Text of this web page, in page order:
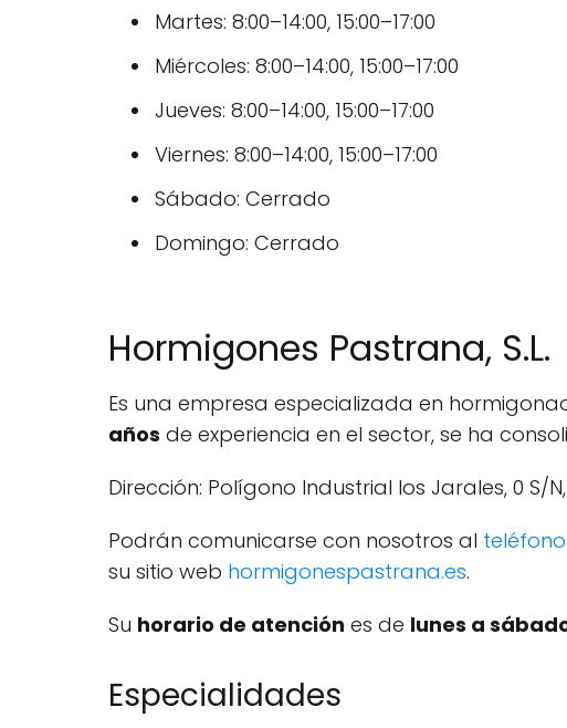
Martes: 8:00–14:00, 15:00–17:00
Miércoles: 8:00–14:00, 15:00–17:00
Jueves: 8:00–14:00, 15:00–17:00
Viernes: 8:00–14:00, 15:00–17:00
Sábado: Cerrado
Domingo: Cerrado
Hormigones Pastrana, S.L.
Es una empresa especializada en
años de experiencia en el sector, se ha
Dirección: Polígono Industrial los Jarales, 0 S/
Podrán comunicarse con nosotros al teléfono
su sitio web hormigonespastrana.es.
Su horario de atención es de lunes a
Especialidades